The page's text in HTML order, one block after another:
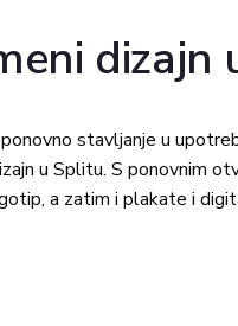
dizajn
stavljanje u
u Splitu. S ponovnim
a zatim i plakate i